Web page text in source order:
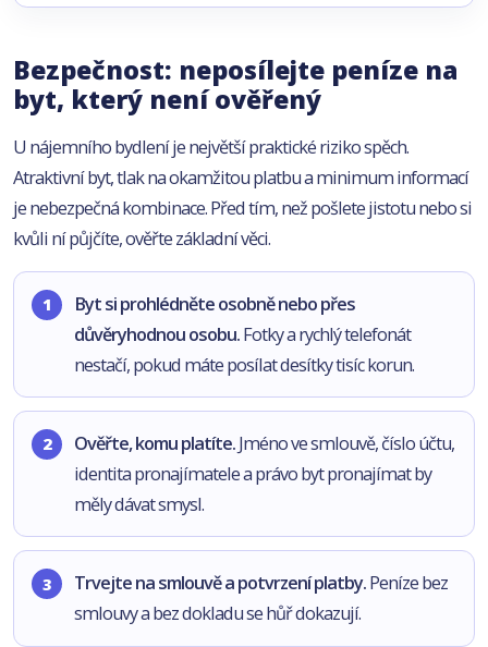
Bezpečnost: neposílejte peníze na
byt, který není ověřený
U nájemního bydlení je největší praktické riziko spěch.
Atraktivní byt, tlak na okamžitou platbu a minimum informací
je nebezpečná kombinace. Před tím, než pošlete jistotu nebo si
kvůli ní půjčíte, ověřte základní věci.
Byt si prohlédněte osobně nebo přes
důvěryhodnou osobu.Fotky a rychlý telefonát
nestačí, pokud máte posílat desítky tisíc korun.
Ověřte, komu platíte.Jméno ve smlouvě, číslo účtu,
identita pronajímatele a právo byt pronajímat by
měly dávat smysl.
Trvejte na smlouvě a potvrzení platby.Peníze bez
smlouvy a bez dokladu se hůř dokazují.